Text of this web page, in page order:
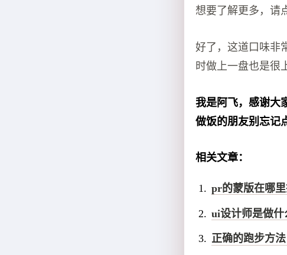
想要了解更多，请
好了，这道口味非
时做上一盘也是很
我是阿飞，感谢大
做饭的朋友别忘记
相关文章：
pr的蒙版在哪
ui设计师是做
正确的跑步方